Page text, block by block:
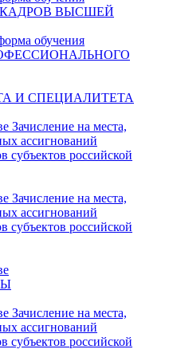
ВЫСШЕЙ
обучения
И СПЕЦИАЛИТЕТА
Зачисление на места,
ассигнований
субъектов российской
Зачисление на места,
ассигнований
субъектов российской
Зачисление на места,
ассигнований
субъектов российской